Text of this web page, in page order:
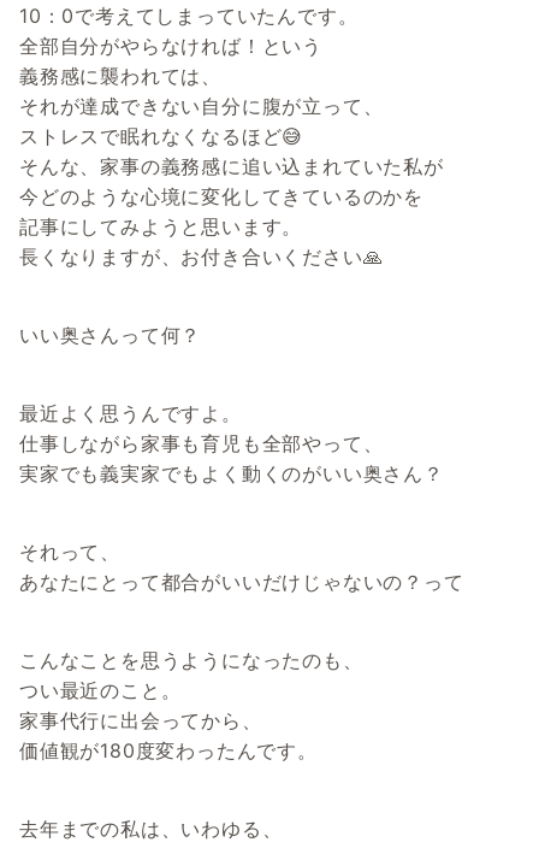
10：0で考えてしまっていたんです。
全部自分がやらなければ！という
義務感に襲われては、
それが達成できない自分に腹が立って、
ストレスで眠れなくなるほど😅
そんな、家事の義務感に追い込まれていた私が
今どのような心境に変化してきているのかを
記事にしてみようと思います。
長くなりますが、お付き合いください🙏
いい奥さんって何？
最近よく思うんですよ。
仕事しながら家事も育児も全部やって、
実家でも義実家でもよく動くのがいい奥さん？
それって、
あなたにとって都合がいいだけじゃないの？って
こんなことを思うようになったのも、
つい最近のこと。
家事代行に出会ってから、
価値観が180度変わったんです。
去年までの私は、いわゆる、